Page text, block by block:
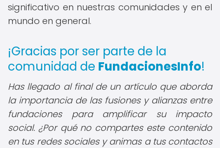
significativo en nuestras comunidades y en el
mundo en general.
¡Gracias por ser parte de la
comunidad de FundacionesInfo!
Has llegado al final de un artículo que aborda
la importancia de las fusiones y alianzas entre
fundaciones para amplificar su impacto
social. ¿Por qué no compartes este contenido
en tus redes sociales y animas a tus contactos